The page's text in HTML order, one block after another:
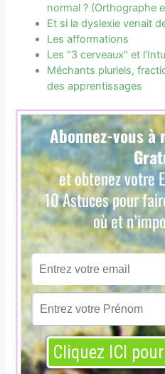
normal ? (Orthographe
Et si la dyslexie venait
Les afformations
Les "3 cerveaux" et
Méchants pluriels,
des apprentissages